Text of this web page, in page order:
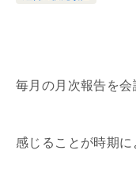
毎月の月次報告を
感じることが時期に